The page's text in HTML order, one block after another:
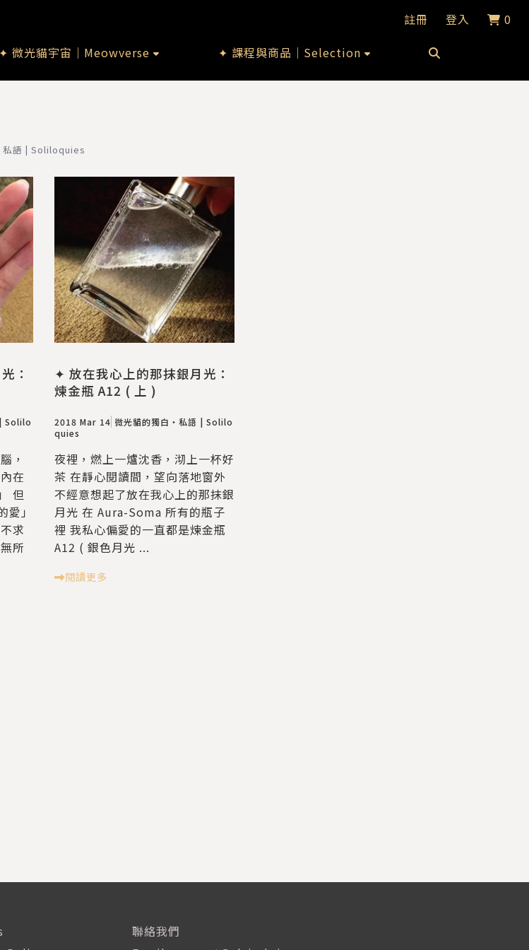
註冊 登入
0
✦ 微光貓宇宙｜Meowverse ✦ 課程與商品｜Selection
私語 | Soliloquies
：
Solilo
，
在
但
」
求
所
✦ 放在我心上的那抹銀月光：
煉金瓶 A12 ( 上 )
2018 Mar 14 微光貓的獨白・私語 | Solilo
quies
夜裡，燃上一爐沈香，沏上一杯好
茶 在靜心閱讀間，望向落地窗外
不經意想起了放在我心上的那抹銀
月光 在 Aura-Soma 所有的瓶子
裡 我私心偏愛的一直都是煉金瓶
A12 ( 銀色月光 ...
閱讀更多
聯絡我們